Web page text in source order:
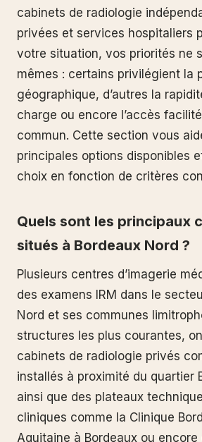
cabinets de radiologie
privées et services hospitaliers
votre situation, vos priorités ne
mêmes : certains privilégient la
géographique, d’autres la
charge ou encore l’accès
commun. Cette section vous
principales options disponibles
choix en fonction de critères
Quels sont les principaux
situés à Bordeaux Nord ?
Plusieurs centres d’imagerie
des examens IRM dans le
Nord et ses communes
structures les plus courantes,
cabinets de radiologie privés
installés à proximité du quartier
ainsi que des plateaux
cliniques comme la Clinique
Aquitaine à Bordeaux ou